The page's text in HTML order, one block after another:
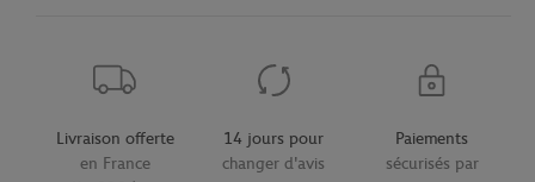
Livraison offerte
en France
14 jours pour
changer d'avis
Paiements
sécurisés par